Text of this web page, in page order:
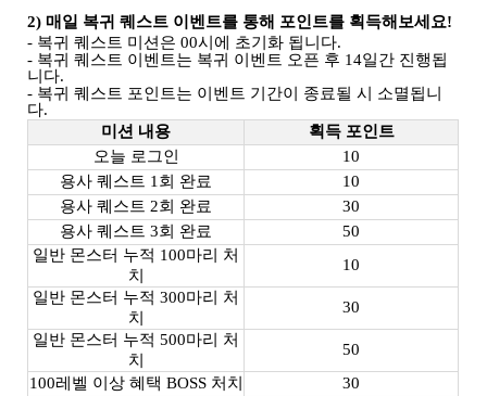
2) 매일 복귀 퀘스트 이벤트를 통해 포인트를 획득해보세요!
- 복귀 퀘스트 미션은 00시에 초기화 됩니다.
- 복귀 퀘스트 이벤트는 복귀 이벤트 오픈 후 14일간 진행됩
니다.
- 복귀 퀘스트 포인트는 이벤트 기간이 종료될 시 소멸됩니
다.
미션 내용
획득 포인트
오늘 로그인
10
용사 퀘스트 1회 완료
10
용사 퀘스트 2회 완료
30
용사 퀘스트 3회 완료
50
일반 몬스터 누적 100마리 처
치
10
일반 몬스터 누적 300마리 처
치
30
일반 몬스터 누적 500마리 처
치
50
100레벨 이상 혜택 BOSS 처치
30